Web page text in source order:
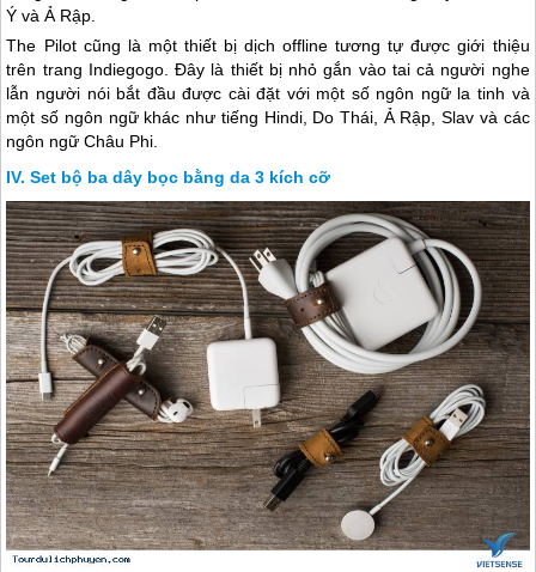
Ý và Ả Rập.
The Pilot cũng là một thiết bị dịch offline tương tự được giới thiệu
trên trang Indiegogo. Đây là thiết bị nhỏ gắn vào tai cả người nghe
lẫn người nói bắt đầu được cài đặt với một số ngôn ngữ la tinh và
một số ngôn ngữ khác như tiếng Hindi, Do Thái, Ả Rập, Slav và các
ngôn ngữ Châu Phi.
Set bộ ba dây bọc bằng da 3 kích cỡ